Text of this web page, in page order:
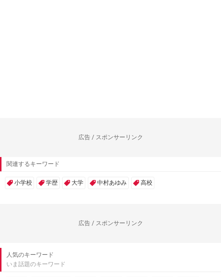
広告 / スポンサーリンク
関連するキーワード
小学校 学歴 大学 中村あゆみ 高校
広告 / スポンサーリンク
人気のキーワード
いま話題のキーワード